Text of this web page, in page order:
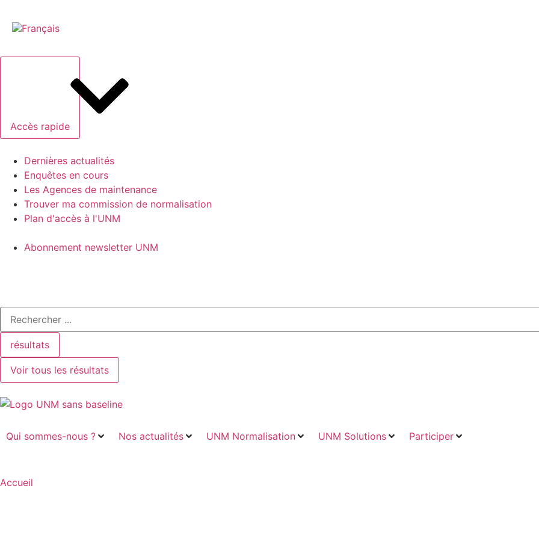
Accès rapide
Dernières actualités
Enquêtes en cours
Les Agences de maintenance
Trouver ma commission de normalisation
Plan d'accès à l'UNM
Abonnement newsletter UNM
résultats
Voir tous les résultats
Qui sommes-nous ? Nos actualités UNM Normalisation UNM Solutions Participer
Accueil